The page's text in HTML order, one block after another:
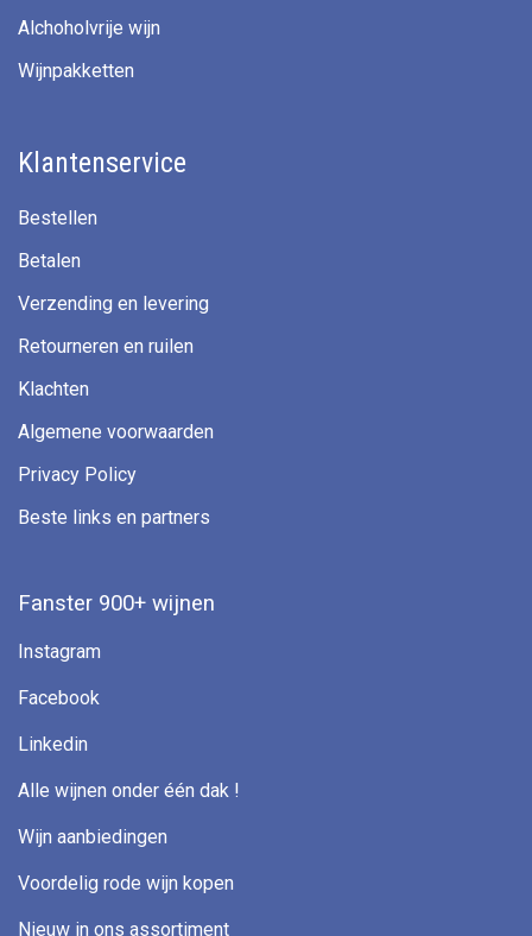
Alchoholvrije wijn
Wijnpakketten
Klantenservice
Bestellen
Betalen
Verzending en levering
Retourneren en ruilen
Klachten
Algemene voorwaarden
Privacy Policy
Beste links en partners
Fanster 900+ wijnen
Instagram
Facebook
Linkedin
Alle wijnen onder één dak !
Wijn aanbiedingen
Voordelig rode wijn kopen
Nieuw in ons assortiment